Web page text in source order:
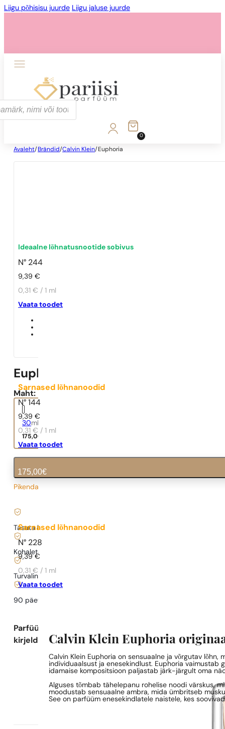
Liigu põhisisu juurde Liigu jaluse juurde
0
Avaleht/ Brändid/Calvin Klein/ Euphoria
Ideaalne lõhnatusnootide sobivus
N° 244
9,39€
0,31 € / 1 ml
Vaata toodet
Sarnased lõhnanoodid
N° 144
9,39€
0,31 € / 1 ml
Vaata toodet
Sarnased lõhnanoodid
N° 228
9,39€
0,31 € / 1 ml
Vaata toodet
Euphoria
Maht:
30ml
175,00
175,00€
Pikendatud tarneaeg
Tasuta kohaletoimetamine alates
Kohaletoimetamine alates
Turvaline ostlemine ja maksed
90 päeva
Parfüümi
kirjeldus
Calvin Klein Euphoria
Calvin Klein Euphoria on sensuaalne ja võrgutav
individuaalsust ja enesekindlust. Euphoria vaimustab
idamaise kompositsioon paljastab järk-järgult oma
Alguses tõmbab tähelepanu rohelise noodi värskus,
moodustab sensuaalne ambra, mida ümbritseb
See on parfüüm enesekindlatele naistele, kes